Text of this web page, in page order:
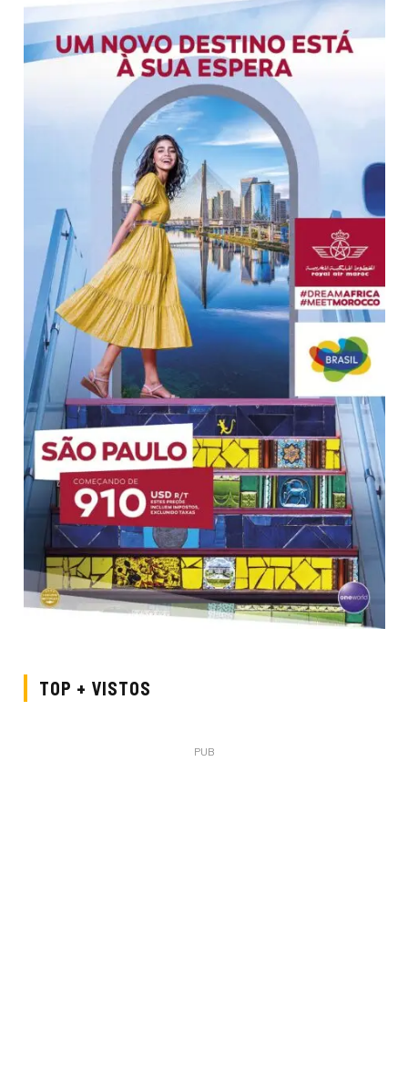
TOP + VISTOS
PUB